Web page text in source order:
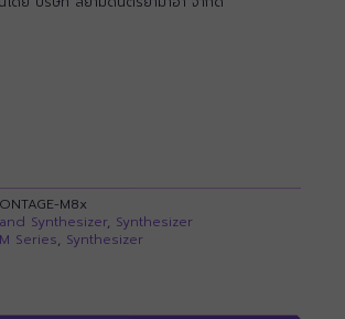
M8x
Synthesizer, Synthesizer
Series, Synthesizer